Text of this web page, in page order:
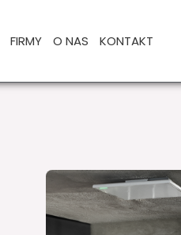
FIRMY O NAS KONTAKT